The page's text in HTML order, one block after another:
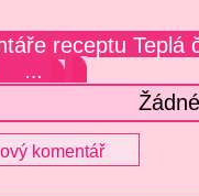
receptu Teplá
…
komentář